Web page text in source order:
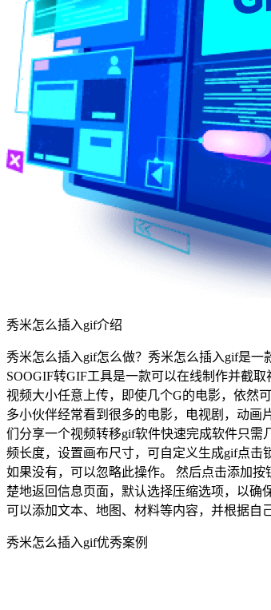
秀米怎么插入gif介绍
秀米怎么插入gif怎么做？秀米怎么插入gif是一
SOOGIF转GIF工具是一款可以在线制作并截
视频大小任意上传，即使几个G的电影，依然
多小伙伴经常看到很多的电影，电视剧，动
们分享一个视频转移gif软件快速完成软件只需
频长度，设置画布尺寸，可自定义生成gif点击
如果没有，可以忽略此操作。 然后点击添加
楚地返回信息页面，默认选择压缩选项，以确
可以添加文本、地图、材料等内容，并根据自
秀米怎么插入gif优秀案例